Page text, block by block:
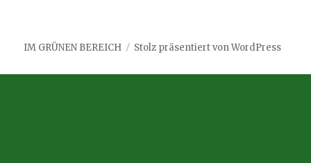
IM GRÜNEN BEREICH Stolz präsentiert von WordPress